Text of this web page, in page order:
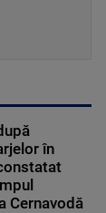
în
Cernavodă